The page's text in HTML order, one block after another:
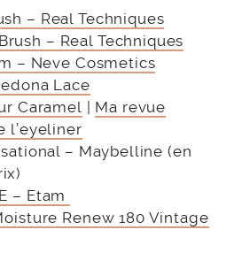
– Real Techniques
– Real Techniques
– Neve Cosmetics
Lace
Caramel
Ma revue
l’eyeliner
– Maybelline (en
– Etam
Renew 180 Vintage